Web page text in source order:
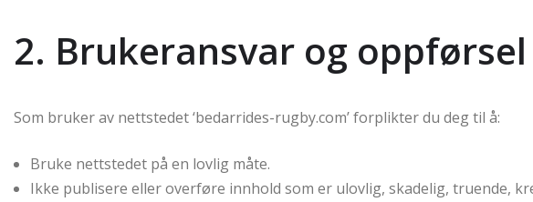
2. Brukeransvar og oppførsel
Som bruker av nettstedet ‘bedarrides-rugby.com’ forplikter du deg til å:
Bruke nettstedet på en lovlig måte.
Ikke publisere eller overføre innhold som er ulovlig, skadelig, truende,